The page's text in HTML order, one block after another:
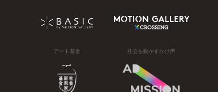
アート基金 社会を動かすかけ声